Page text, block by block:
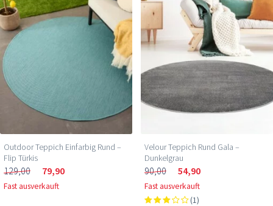
Outdoor Teppich Einfarbig Rund –
Flip Türkis
129,00 79,90
Fast ausverkauft
Velour Teppich Rund Gala –
Dunkelgrau
90,00 54,90
Fast ausverkauft
(1)